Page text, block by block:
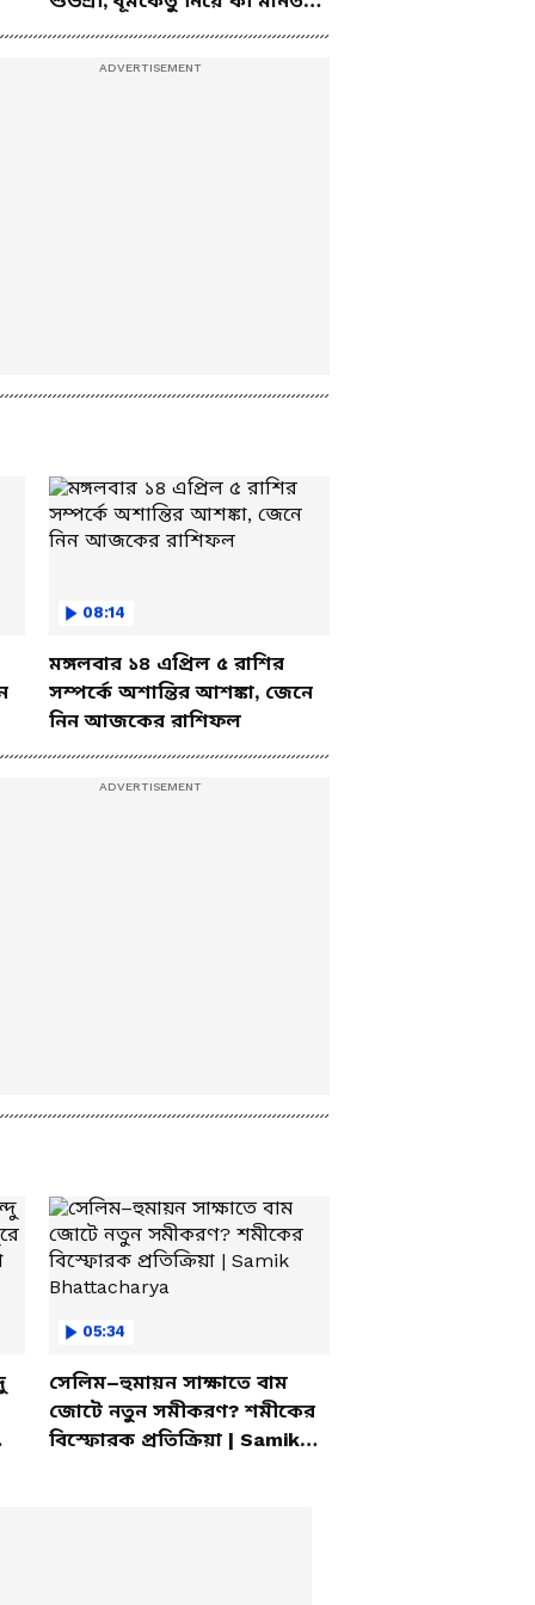
এই জুটির?
08:14
মঙ্গলবার ১৪ এপ্রিল ৫ রাশির
সম্পর্কে অশান্তির আশঙ্কা, জেনে
নিন আজকের রাশিফল
05:34
সেলিম–হুমায়ন সাক্ষাতে বাম
জোটে নতুন সমীকরণ? শমীকের
বিস্ফোরক প্রতিক্রিয়া | Samik